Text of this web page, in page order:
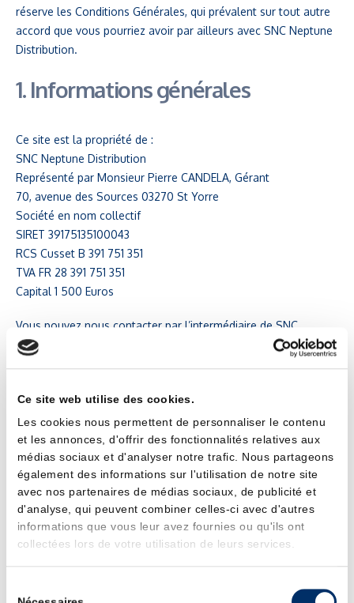
Ce site web utilise des cookies.
Les cookies nous permettent de personnaliser le contenu
et les annonces, d'offrir des fonctionnalités relatives aux
médias sociaux et d'analyser notre trafic. Nous partageons
également des informations sur l'utilisation de notre site
avec nos partenaires de médias sociaux, de publicité et
d'analyse, qui peuvent combiner celles-ci avec d'autres
informations que vous leur avez fournies ou qu'ils ont
collectées lors de votre utilisation de leurs services.
réserve les Conditions Générales, qui prévalent sur tout autre
accord que vous pourriez avoir par ailleurs avec SNC Neptune
Distribution.
1. Informations générales
Ce site est la propriété de :
SNC Neptune Distribution
Représenté par Monsieur Pierre CANDELA, Gérant
70, avenue des Sources 03270 St Yorre
Société en nom collectif
SIRET 39175135100043
RCS Cusset B 391 751 351
TVA FR 28 391 751 351
Capital 1 500 Euros
Vous pouvez nous contacter par l’intermédiaire de SNC
Neptune Distribution – via le site www.jolival.com rubrique
Ce site est hébergé pour le compte de SNC Neptune
Distribution par
, 74 rue Blanche 75009 Paris.
2. Liens hypertextes
La mise en place d’un lien hypertexte vers le site «
www.jolival.com » nécessite une autorisation préalable écrite
de SNC Neptune Distribution. Si vous souhaitez mettre en
place un lien hypertexte vers notre site, vous devez en